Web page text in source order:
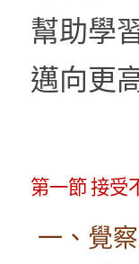
幫助學
邁向更
第一節 接受
一、覺